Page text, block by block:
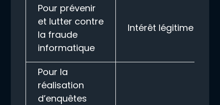
Pour prévenir
et lutter contre
la fraude
informatique
Intérêt légitime
Pour la
réalisation
d’enquêtes